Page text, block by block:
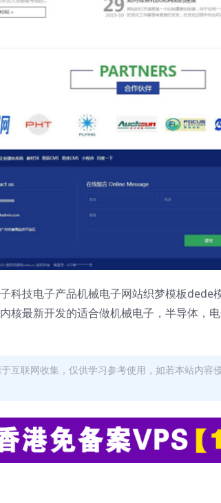
科技电子产品机械电子网站织梦模板dede
核最新开发的适合做机械电子，半导体，
互联网收集，仅供学习参考使用，如若本站内容